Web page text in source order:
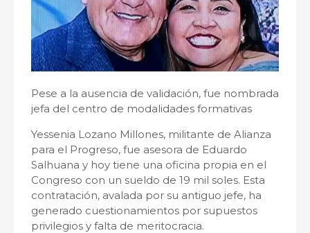
Pese a la ausencia de validación, fue nombrada
jefa del centro de modalidades formativas
Yessenia Lozano Millones, militante de Alianza
para el Progreso, fue asesora de Eduardo
Salhuana y hoy tiene una oficina propia en el
Congreso con un sueldo de 19 mil soles. Esta
contratación, avalada por su antiguo jefe, ha
generado cuestionamientos por supuestos
privilegios y falta de meritocracia.